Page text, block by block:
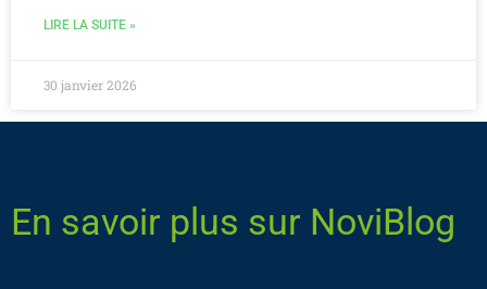
LIRE LA SUITE »
30 janvier 2026
En savoir plus sur NoviBlog